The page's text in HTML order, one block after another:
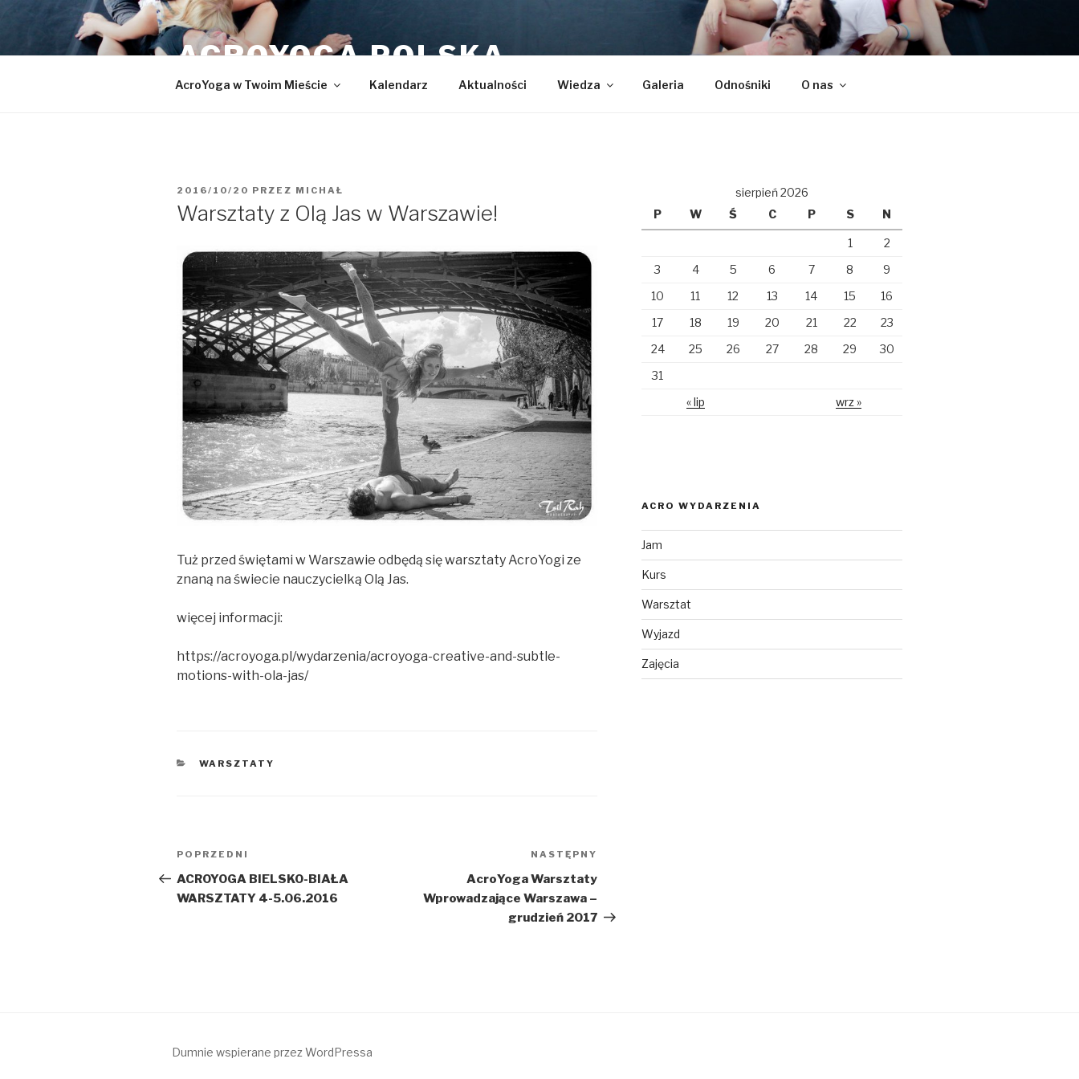
Przeskocz
ACROYOGA POLSKA
AcroYoga w Twoim Mieście Kalendarz Aktualności Wiedza Galeria Odnośniki O nas
OPUBLIKOWANE
W
2016/10/20 PRZEZ MICHAŁ
Warsztaty z Olą Jas w Warszawie!
Tuż przed świętami w Warszawie odbędą się warsztaty AcroYogi ze
znaną na świecie nauczycielką Olą Jas.
więcej informacji:
https://acroyoga.pl/wydarzenia/acroyoga-creative-and-subtle-
motions-with-ola-jas/
KATEGORIE
WARSZTATY
Nawigacja
wpisu
Poprzedni
wpis
POPRZEDNI
ACROYOGA BIELSKO-BIAŁA
WARSZTATY 4-5.06.2016
NASTĘPNY
AcroYoga Warsztaty
Wprowadzające Warszawa –
grudzień 2017
sierpień 2026
P
W Ś C P S N
1
2
3
4 5 6 7 8
9
10
11 12 13 14 15
16
17
18 19 20 21 22
23
24
25 26 27 28 29
30
31
« lip
wrz »
ACRO WYDARZENIA
Jam
Kurs
Warsztat
Wyjazd
Zajęcia
Dumnie wspierane przez WordPressa